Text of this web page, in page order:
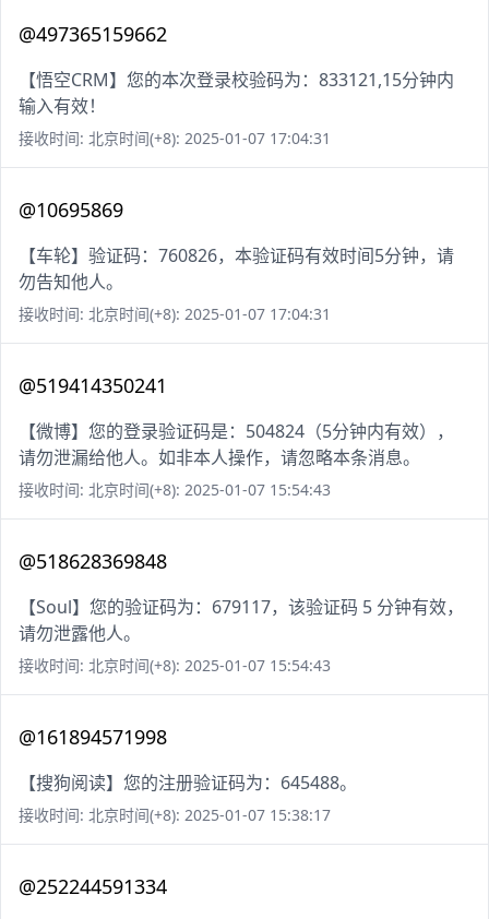
@497365159662
【悟空CRM】您的本次登录校验码为：833121,15分钟内
输入有效！
接收时间: 北京时间(+8): 2025-01-07 17:04:31
@10695869
【车轮】验证码：760826，本验证码有效时间5分钟，请
勿告知他人。
接收时间: 北京时间(+8): 2025-01-07 17:04:31
@519414350241
【微博】您的登录验证码是：504824（5分钟内有效），
请勿泄漏给他人。如非本人操作，请忽略本条消息。
接收时间: 北京时间(+8): 2025-01-07 15:54:43
@518628369848
【Soul】您的验证码为：679117，该验证码 5 分钟有效，
请勿泄露他人。
接收时间: 北京时间(+8): 2025-01-07 15:54:43
@161894571998
【搜狗阅读】您的注册验证码为：645488。
接收时间: 北京时间(+8): 2025-01-07 15:38:17
@252244591334